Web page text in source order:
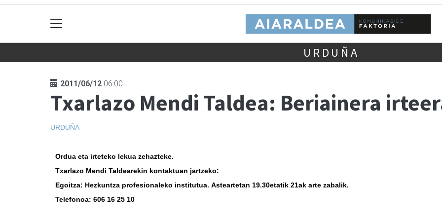
URDUÑA
2011/06/12 06:00
Txarlazo Mendi Taldea: Beriainera
URDUÑA
Ordua eta irteteko lekua zehazteke.
Txarlazo Mendi Taldearekin kontaktuan jartzeko:
Egoitza: Hezkuntza profesionaleko institutua. Asteartetan 19.30etatik 21ak arte zabalik.
Telefonoa: 606 16 25 10